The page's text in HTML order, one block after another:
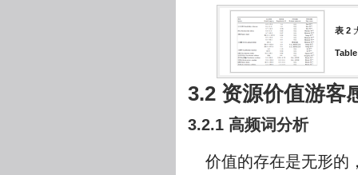
表 2
3.2 资源价值游客
3.2.1 高频词分析
价值的存在是无形的